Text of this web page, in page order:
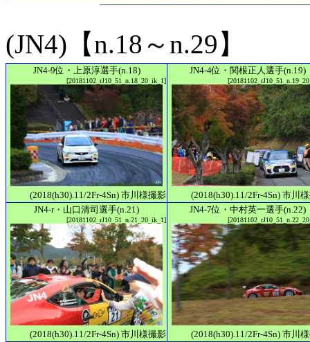
(JN4)【n.18～n.29】
JN4-9位・上原淳選手(n.18)
[20181102_rJ10_51_n.18_20_ik_1]
(2018(h30).11/2Fr-4Sn) 市川様撮影
JN4-4位・関根正人選手(n.19)
(2018(h30).11/2Fr-4Sn) 市川
JN4-r・山口清司選手(n.21)
[20181102_rJ10_51_n.21_20_ik_1]
(2018(h30).11/2Fr-4Sn) 市川様撮影
JN4-7位・中村英一選手(n.22)
(2018(h30).11/2Fr-4Sn) 市川